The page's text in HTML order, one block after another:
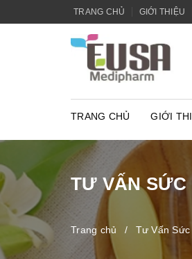
TRANG CHỦ GIỚI THIỆU
TRANG CHỦ GIỚI
TƯ VẤN SỨC
Trang chủ / Tư Vấn Sức